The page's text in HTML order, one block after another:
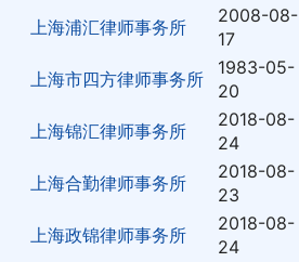
上海浦汇律师事务所
2008-08-
17
上海市四方律师事务所
1983-05-
20
上海锦汇律师事务所
2018-08-
24
上海合勤律师事务所
2018-08-
23
上海政锦律师事务所
2018-08-
24